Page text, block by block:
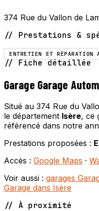
374 Rue du Vallon de
// Prestations &
ENTRETIEN ET RÉPARATION
// Fiche détaillée
Garage Garage
Situé au 374 Rue du
le département Isère, ce
référencé dans notre
Prestations proposées :
Accès : Google Maps ·
Voir aussi : garages
Garage dans Isère
// À proximité